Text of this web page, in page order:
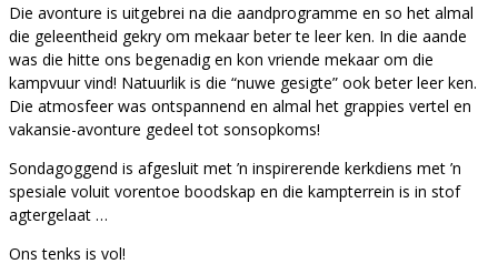
Die avonture is uitgebrei na die aandprogramme en so het almal
die geleentheid gekry om mekaar beter te leer ken. In die aande
was die hitte ons begenadig en kon vriende mekaar om die
kampvuur vind! Natuurlik is die “nuwe gesigte” ook beter leer ken.
Die atmosfeer was ontspannend en almal het grappies vertel en
vakansie-avonture gedeel tot sonsopkoms!
Sondagoggend is afgesluit met ’n inspirerende kerkdiens met ’n
spesiale voluit vorentoe boodskap en die kampterrein is in stof
agtergelaat …
Ons tenks is vol!